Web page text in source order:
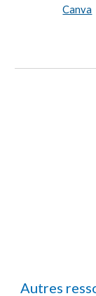
Canva
Autres